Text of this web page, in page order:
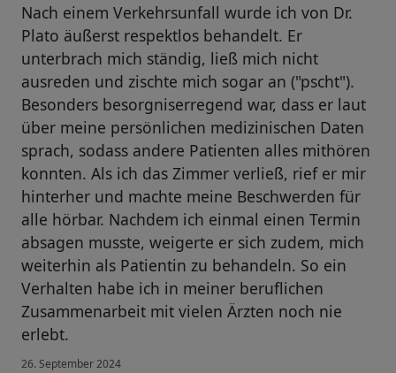
Nach einem Verkehrsunfall wurde ich von Dr.
Plato äußerst respektlos behandelt. Er
unterbrach mich ständig, ließ mich nicht
ausreden und zischte mich sogar an ("pscht").
Besonders besorgniserregend war, dass er laut
über meine persönlichen medizinischen Daten
sprach, sodass andere Patienten alles mithören
konnten. Als ich das Zimmer verließ, rief er mir
hinterher und machte meine Beschwerden für
alle hörbar. Nachdem ich einmal einen Termin
absagen musste, weigerte er sich zudem, mich
weiterhin als Patientin zu behandeln. So ein
Verhalten habe ich in meiner beruflichen
Zusammenarbeit mit vielen Ärzten noch nie
erlebt.
26. September 2024